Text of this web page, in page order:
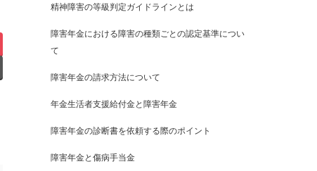
精神障害の等級判定ガイドラインとは
障害年金における障害の種類ごとの認定基準につい
て
障害年金の請求方法について
年金生活者支援給付金と障害年金
障害年金の診断書を依頼する際のポイント
障害年金と傷病手当金